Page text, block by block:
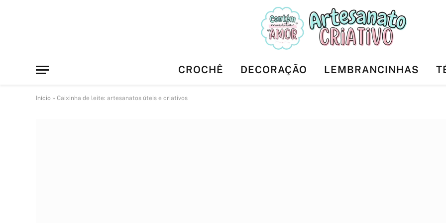
CROCHÊ DECORAÇÃO LEMBRANCINHAS
Início » Caixinha de leite: artesanatos úteis e criativos